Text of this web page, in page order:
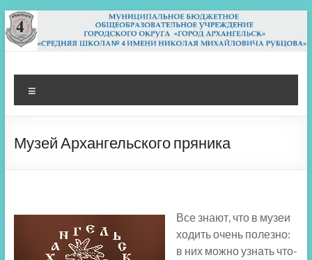
Перейти
к
содержимому
МБОУ СШ 4
Архангельск
Музей Архангельского пряника
Все знают, что в музеи
ходить очень полезно:
в них можно узнать что-